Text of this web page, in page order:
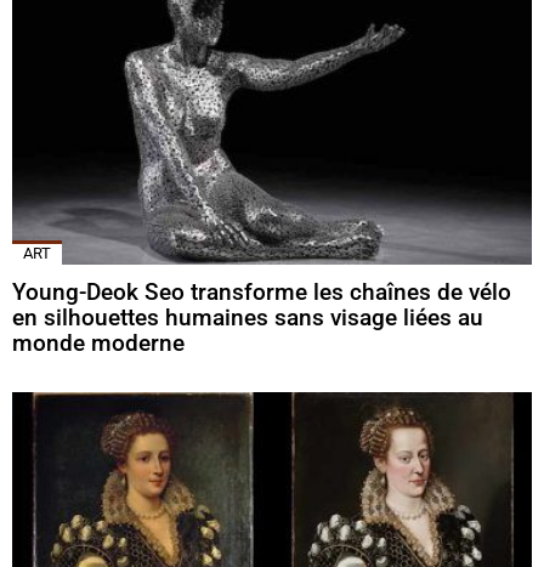
ART
Young-Deok Seo transforme les chaînes de vélo
en silhouettes humaines sans visage liées au
monde moderne